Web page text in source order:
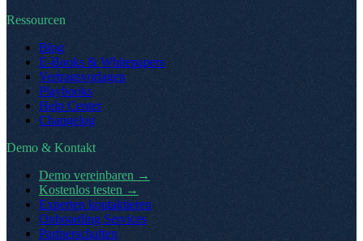
Ressourcen
Blog
E-Books & Whitepapers
Vertragsvorlagen
Playbooks
Help Center
Changelog
Demo & Kontakt
Demo vereinbaren →
Kostenlos testen →
Experten kontaktieren
Onboarding Services
Partnerschaften